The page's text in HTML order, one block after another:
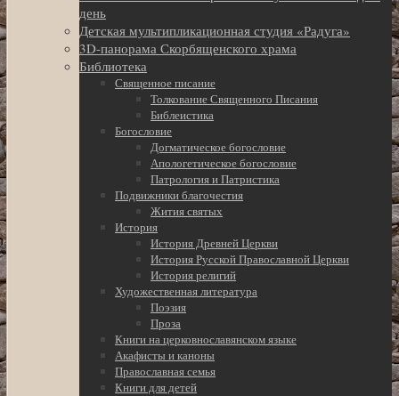
день
Детская мультипликационная студия «Радуга»
3D-панорама Скорбященского храма
Библиотека
Священное писание
Толкование Священного Писания
Библеистика
Богословие
Догматическое богословие
Апологетическое богословие
Патрология и Патристика
Подвижники благочестия
Жития святых
История
История Древней Церкви
История Русской Православной Церкви
История религий
Художественная литература
Поэзия
Проза
Книги на церковнославянском языке
Акафисты и каноны
Православная семья
Книги для детей